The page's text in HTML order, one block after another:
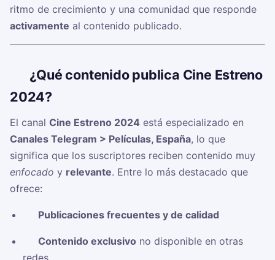
ritmo de crecimiento y una comunidad que responde
activamente al contenido publicado.
¿Qué contenido publica Cine Estreno
2024?
El canal Cine Estreno 2024 está especializado en
Canales Telegram > Películas, España, lo que
significa que los suscriptores reciben contenido muy
enfocado y relevante. Entre lo más destacado que
ofrece:
Publicaciones frecuentes y de calidad
Contenido exclusivo no disponible en otras